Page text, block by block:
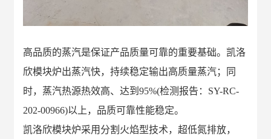
高品质的蒸汽是保证产品质量可靠的重要基础。凯洛
欣模块炉出蒸汽快，持续稳定输出高质量蒸汽；同
时，蒸汽热源热效高、达到 95%(检测报告： SY-RC-
202-00966)以上，品质可靠性能稳定。
凯洛欣模块炉采用分割火焰型技术，超低氮排放，